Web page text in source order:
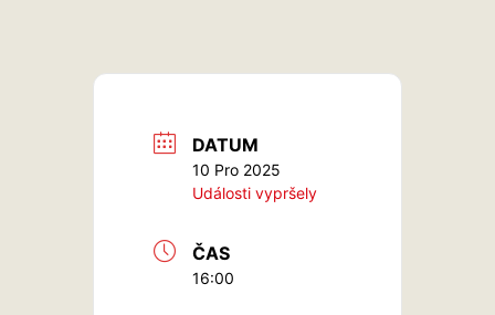
DATUM
10 Pro 2025
Události vypršely
ČAS
16:00